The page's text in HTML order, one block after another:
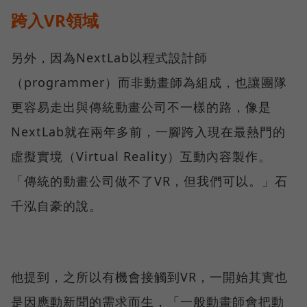
跨入VR領域
另外，因為NextLab以程式設計師
（programmer）而非動畫師為組成，也讓團隊
更容易走出與傳統動畫公司不一樣的路，像是
NextLab就在兩年多前，一腳跨入現在最熱門的
虛擬實境（Virtual Reality）互動內容製作。
「傳統的動畫公司做不了VR，但我們可以。」石
千泓自豪的說。
他提到，之所以有機會接觸到VR，一開始其實也
是因應動新聞的需求而生，「一般動畫師會把動